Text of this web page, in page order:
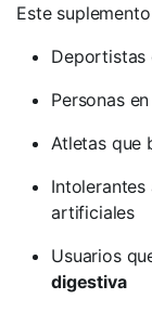
Este
Deportistas
Personas
Atletas que
Intolerantes
artificiales
Usuarios
digestiva